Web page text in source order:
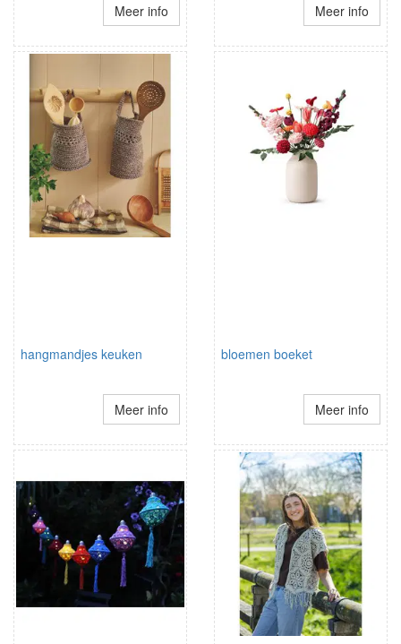
Meer info Meer info
hangmandjes keuken
Meer info
bloemen boeket
Meer info